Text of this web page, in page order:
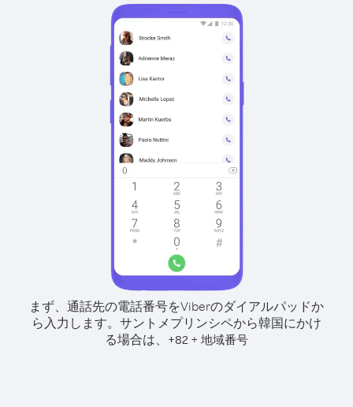
まず、通話先の電話番号をViberのダイアルパッドか
ら入力します。 サントメプリンシペから韓国にかけ
る場合は、 +82 + 地域番号